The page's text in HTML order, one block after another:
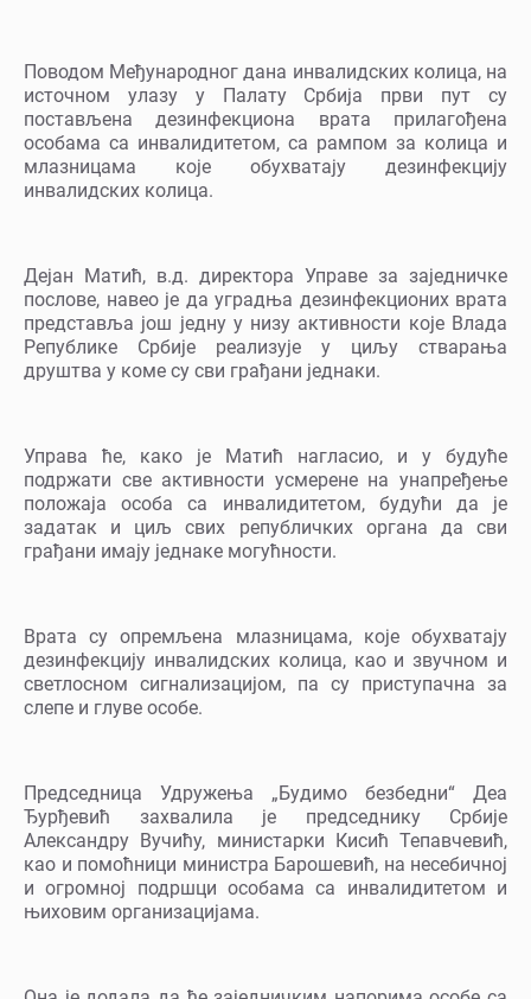
Поводом Међународног дана инвалидских колица, на
источном улазу у Палату Србија први пут су
постављена дезинфекциона врата прилагођена
особама са инвалидитетом, са рампом за колица и
млазницама које обухватају дезинфекцију
инвалидских колица.
Дејан Матић, в.д. директора Управе за заједничке
послове, навео је да уградња дезинфекционих врата
представља још једну у низу активности које Влада
Републике Србије реализује у циљу стварања
друштва у коме су сви грађани једнаки.
Управа ће, како је Матић нагласио, и у будуће
подржати све активности усмерене на унапређење
положаја особа са инвалидитетом, будући да је
задатак и циљ свих републичких органа да сви
грађани имају једнаке могућности.
Врата су опремљена млазницама, које обухватају
дезинфекцију инвалидских колица, као и звучном и
светлосном сигнализацијом, па су приступачна за
слепе и глуве особе.
Председница Удружења „Будимо безбедни“ Деа
Ђурђевић захвалила је председнику Србије
Александру Вучићу, министарки Кисић Тепавчевић,
као и помоћници министра Барошевић, на несебичној
и огромној подршци особама са инвалидитетом и
њиховим организацијама.